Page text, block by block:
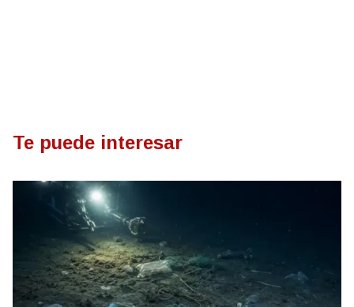
Te puede interesar